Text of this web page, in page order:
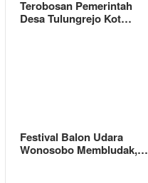
Terobosan Pemerintah
Desa Tulungrejo Kot…
Festival Balon Udara
Wonosobo Membludak,…